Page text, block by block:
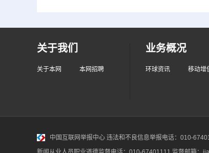
关于我们
关于本网 本网招聘
业务概况
环球资讯 移动增
中国互联网举报中心 违法和不良信息举报电话：010-